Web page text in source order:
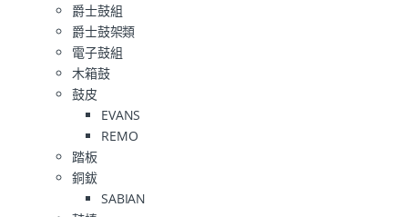
爵士鼓組
爵士鼓架類
電子鼓組
木箱鼓
鼓皮
EVANS
REMO
踏板
銅鈸
SABIAN